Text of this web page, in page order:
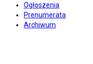
Ogłoszenia
Prenumerata
Archiwum